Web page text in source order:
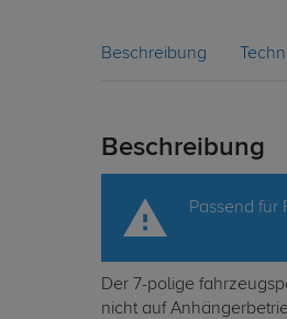
Beschreibung
Beschreibung
Passend für
Der 7-polige
nicht auf